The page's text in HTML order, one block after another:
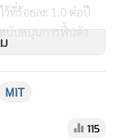
ว้ที่ร้อยละ 1.0 ต่อปี
นับสนุนการฟื้นตัว
MiT
115